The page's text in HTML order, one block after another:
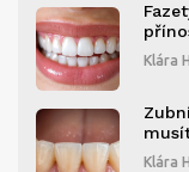
Klára
Klára